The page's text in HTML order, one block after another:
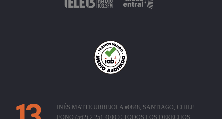
INÉS MATTE URREJOLA #0848, SANTIAGO, CHILE
FONO (562) 2 251 4000 © TODOS LOS DERECHOS